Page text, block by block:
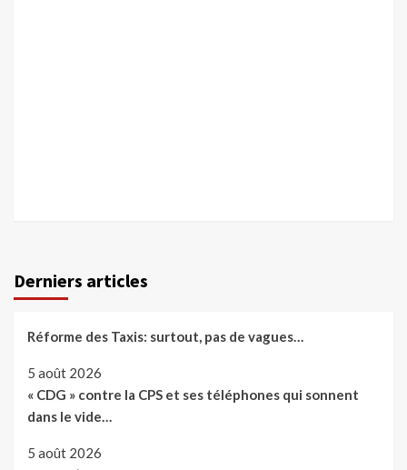
Derniers articles
Réforme des Taxis: surtout, pas de vagues…
5 août 2026
« CDG » contre la CPS et ses téléphones qui sonnent
dans le vide…
5 août 2026